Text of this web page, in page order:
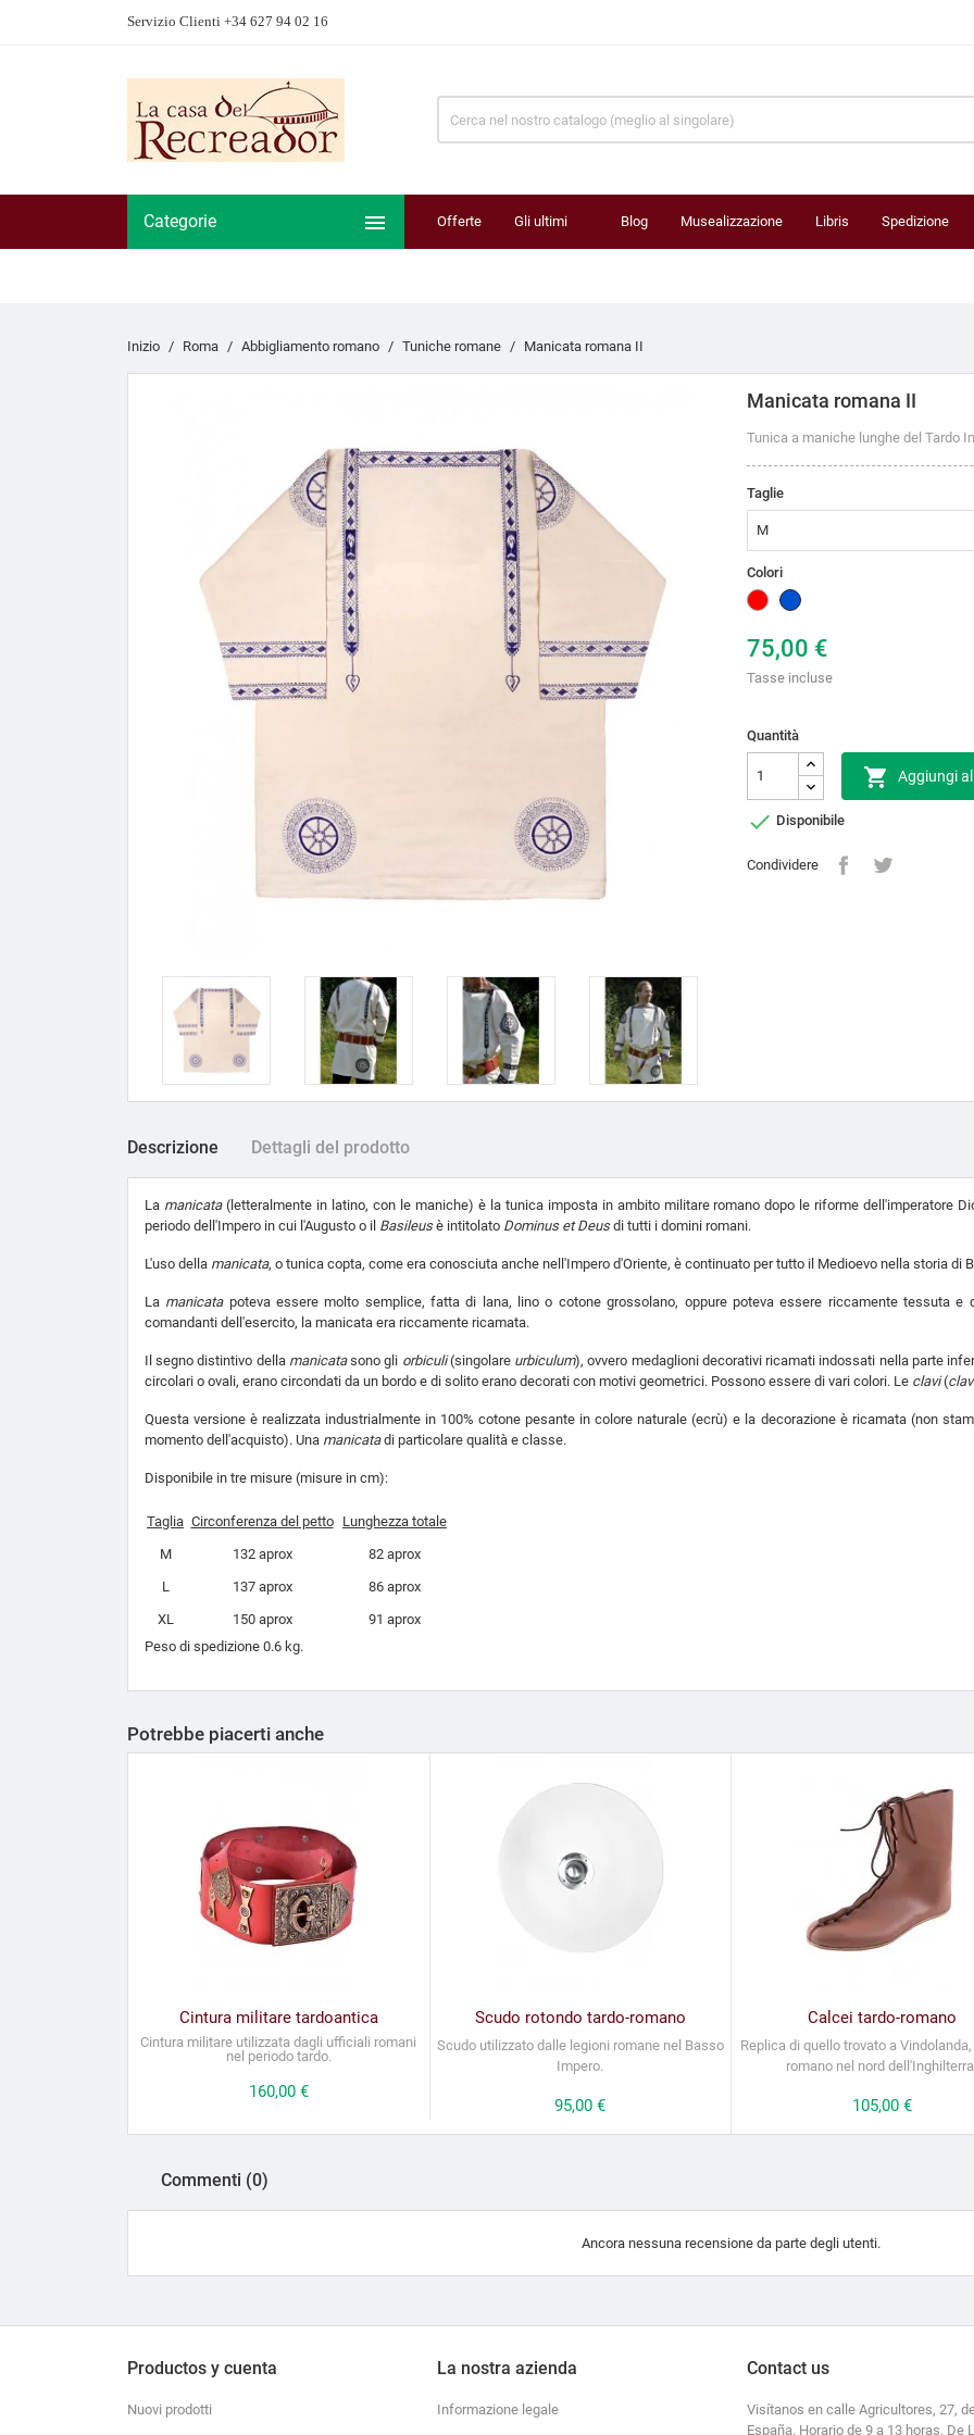
Servizio Clienti +34 627 94 02 16
Categorie  Offerte Gli ultimi Blog Musealizzazione Libris Spedizione
Inizio Roma Abbigliamento romano Tuniche romane Manicata romana II
Manicata romana II
Tunica a maniche lunghe del Tardo
Taglie
Colori
RossoBlu
75,00 €
Tasse incluse
Quantità
 Aggiungi
 Disponibile
Condividere
Descrizione Dettagli del prodotto
La manicata(letteralmente in latino, con le maniche) è la tunica imposta in ambito militare romano dopo le riforme dell'imperatore
periodo dell'Impero in cui l'Augusto o il Basileusè intitolato Dominus et Deusdi tutti i domini romani.
L'uso della manicata, o tunica copta, come era conosciuta anche nell'Impero d'Oriente, è continuato per tutto il Medioevo nella storia di
La manicatapoteva essere molto semplice, fatta di lana, lino o cotone grossolano, oppure poteva essere riccamente tessuta e
comandanti dell'esercito, la manicata era riccamente ricamata.
Il segno distintivo della manicatasono gli orbiculi(singolare urbiculum), ovvero medaglioni decorativi ricamati indossati nella parte
circolari o ovali, erano circondati da un bordo e di solito erano decorati con motivi geometrici. Possono essere di vari colori. Le clavi(
Questa versione è realizzata industrialmente in 100% cotone pesante in colore naturale (ecrù) e la decorazione è ricamata (non
momento dell'acquisto). Una manicatadi particolare qualità e classe.
Disponibile in tre misure (misure in cm):
Taglia Circonferenza del petto
Lunghezza totale
M
132 aprox
82 aprox
L
137 aprox
86 aprox
XL
150 aprox
91 aprox
Peso di spedizione 0.6 kg.
Potrebbe piacerti anche
Cintura militare tardoantica
Cintura militare utilizzata dagli ufficiali romani
nel periodo tardo.
Prezzo
160,00 €
Scudo rotondo tardo-romano
Scudo utilizzato dalle legioni romane nel Basso
Impero.
Prezzo
95,00 €
Calcei tardo-romano
Replica di quello trovato a
romano nel nord
Prezzo
105,00 €
Commenti (0)
Ancora nessuna recensione da parte degli utenti.
Productos y cuenta
Nuovi prodotti
La nostra azienda
Informazione legale
Contact us
Visítanos en calle Agricultores, 27,
España. Horario de 9 a 13 horas. De